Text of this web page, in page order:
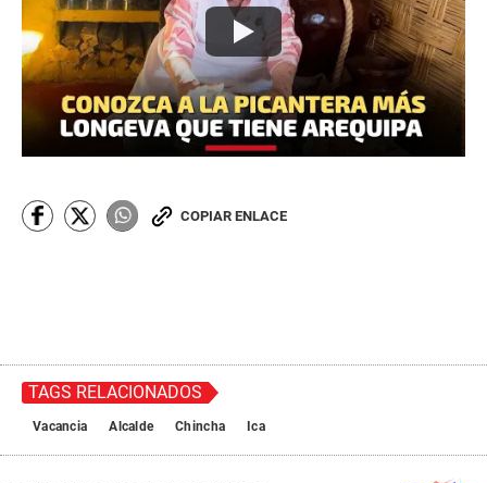
COPIAR ENLACE
TAGS RELACIONADOS
Vacancia Alcalde Chincha Ica